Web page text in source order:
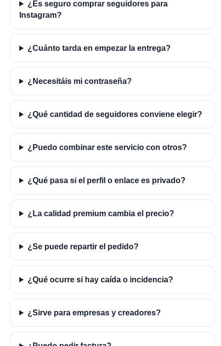
¿Es seguro comprar seguidores para
Instagram?
¿Cuánto tarda en empezar la entrega?
¿Necesitáis mi contraseña?
¿Qué cantidad de seguidores conviene elegir?
¿Puedo combinar este servicio con otros?
¿Qué pasa si el perfil o enlace es privado?
¿La calidad premium cambia el precio?
¿Se puede repartir el pedido?
¿Qué ocurre si hay caída o incidencia?
¿Sirve para empresas y creadores?